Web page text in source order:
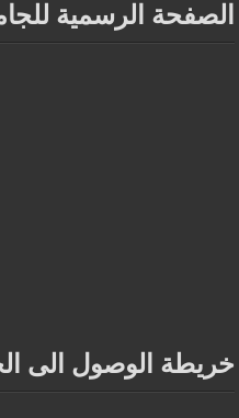
الصفحة الرسمية
خريطة الوصول الى